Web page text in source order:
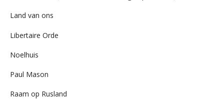
Land van ons
Libertaire Orde
Noelhuis
Paul Mason
Raam op Rusland